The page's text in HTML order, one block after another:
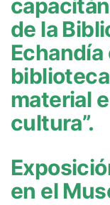
de la
Echandía
material
cultura”.
en el